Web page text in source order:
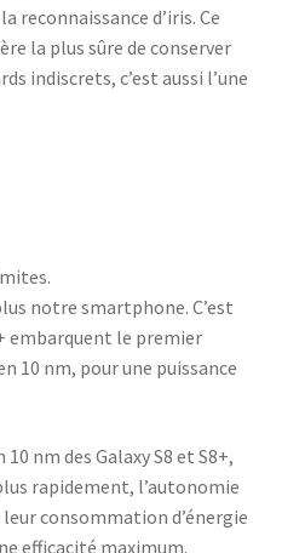
reconnaissance d’iris. Ce
la plus sûre de conserver
indiscrets, c’est aussi l’une
notre smartphone. C’est
embarquent le premier
10 nm, pour une puissance
nm des Galaxy S8 et S8+,
rapidement, l’autonomie
consommation d’énergie
efficacité maximum.